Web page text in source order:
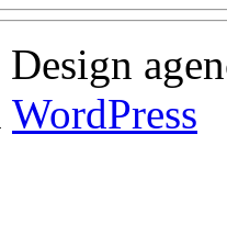
WordPress